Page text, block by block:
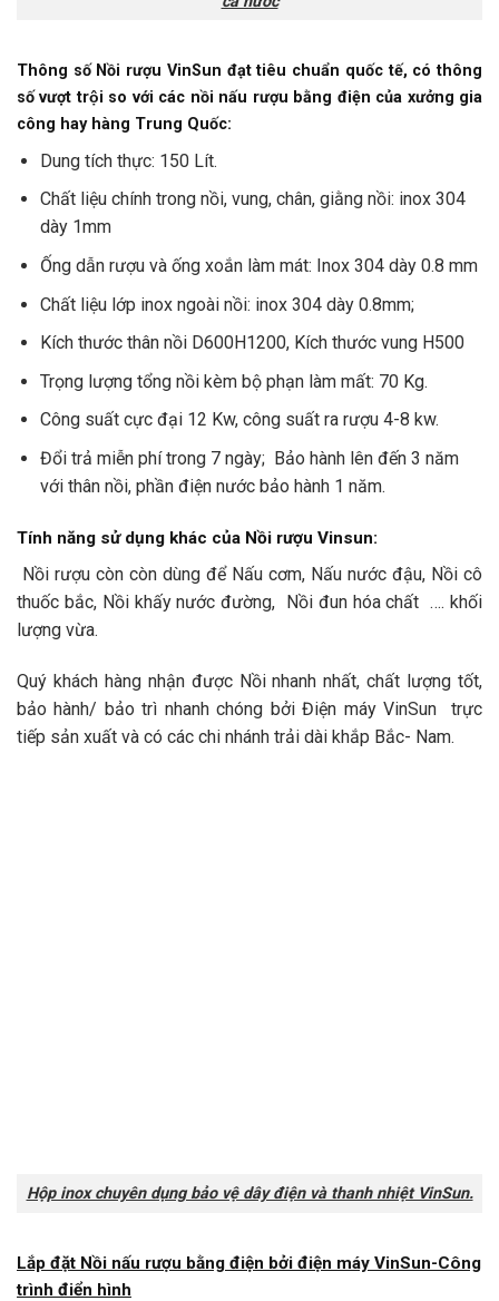
Thông số Nồi rượu VinSun đạt tiêu chuẩn quốc tế, có thông
số vượt trội so với các nồi nấu rượu bằng điện của xưởng gia
công hay hàng Trung Quốc:
Dung tích thực: 150 Lít.
Chất liệu chính trong nồi, vung, chân, giằng nồi: inox 304
dày 1mm
Ống dẫn rượu và ống xoắn làm mát: Inox 304 dày 0.8 mm
Chất liệu lớp inox ngoài nồi: inox 304 dày 0.8mm;
Kích thước thân nồi D600H1200, Kích thước vung H500
Trọng lượng tổng nồi kèm bộ phạn làm mất: 70 Kg.
Công suất cực đại 12 Kw, công suất ra rượu 4-8 kw.
Đổi trả miễn phí trong 7 ngày; Bảo hành lên đến 3 năm
với thân nồi, phần điện nước bảo hành 1 năm.
Tính năng sử dụng khác của Nồi rượu Vinsun:
Nồi rượu còn còn dùng để Nấu cơm, Nấu nước đậu, Nồi cô
thuốc bắc, Nồi khấy nước đường, Nồi đun hóa chất …. khối
lượng vừa.
Quý khách hàng nhận được Nồi nhanh nhất, chất lượng tốt,
bảo hành/ bảo trì nhanh chóng bởi Điện máy VinSun trực
tiếp sản xuất và có các chi nhánh trải dài khắp Bắc- Nam.
Hộp inox chuyên dụng bảo vệ dây điện và thanh nhiệt VinSun.
Lắp đặt Nồi nấu rượu bằng điện bởi điện máy VinSun-Công
trình điển hình